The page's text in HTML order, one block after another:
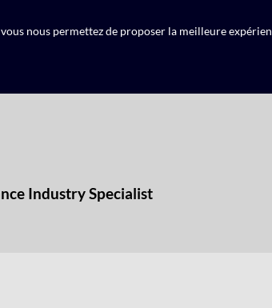
Industry Specialist
nous permettez de proposer la meilleure